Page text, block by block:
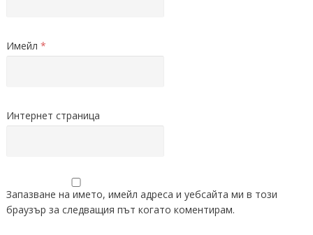
Имейл *
Интернет страница
Запазване на името, имейл адреса и уебсайта ми в този
браузър за следващия път когато коментирам.